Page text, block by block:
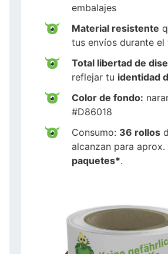
embalajes
Material resistente
tus envíos durante
Total libertad de
reflejar tu identidad
Color de fondo:
#D86018
Consumo: 36 rollos
alcanzan para aprox.
paquetes*.